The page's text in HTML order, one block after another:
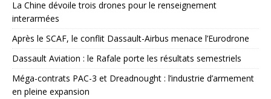
La Chine dévoile trois drones pour le renseignement
interarmées
Après le SCAF, le conflit Dassault-Airbus menace l’Eurodrone
Dassault Aviation : le Rafale porte les résultats semestriels
Méga-contrats PAC-3 et Dreadnought : l’industrie d’armement
en pleine expansion